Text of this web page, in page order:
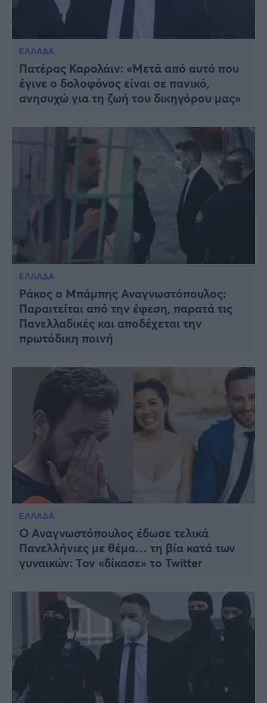
ΕΛΛΑΔΑ
Πατέρας Καρολάιν: «Μετά από αυτό που
έγινε ο δολοφόνος είναι σε πανικό,
ανησυχώ για τη ζωή του δικηγόρου μας»
ΕΛΛΑΔΑ
Ράκος ο Μπάμπης Αναγνωστόπουλος:
Παραιτείται από την έφεση, παρατά τις
Πανελλαδικές και αποδέχεται την
πρωτόδικη ποινή
ΕΛΛΑΔΑ
Ο Αναγνωστόπουλος έδωσε τελικά
Πανελλήνιες με θέμα… τη βία κατά των
γυναικών: Τον «δίκασε» το Twitter